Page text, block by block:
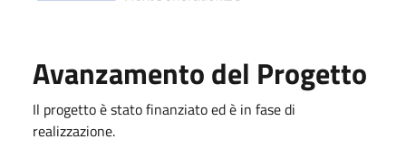
Avanzamento del Progetto
Il progetto è stato finanziato ed è in fase di
realizzazione.